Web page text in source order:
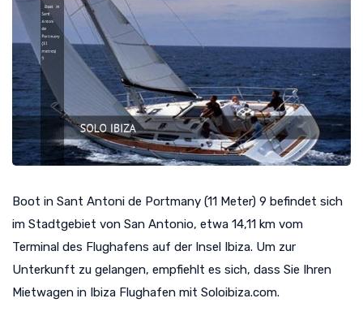
Boot in Sant Antoni de Portmany (11 Meter) 9 befindet sich
im Stadtgebiet von San Antonio, etwa 14,11 km vom
Terminal des Flughafens auf der Insel Ibiza. Um zur
Unterkunft zu gelangen, empfiehlt es sich, dass Sie Ihren
Mietwagen in Ibiza Flughafen mit Soloibiza.com.